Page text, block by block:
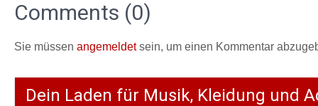
Comments (0)
Sie müssen angemeldetsein, um einen Kommentar
Dein Laden für Musik, Kleidung und